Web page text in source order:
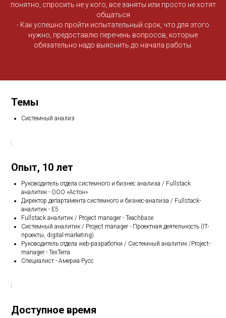
понятно, спросить не у кого, все заняты или просто не хотят
общаться
- Как успешно пройти испытательный срок, что для этого
нужно, предоставлю перечень вопросов, которые
обязательно надо выяснить до начала работы.
Темы
Системный анализ
Опыт, 10 лет
Руководитель отдела системного и бизнес анализа / Fullstack
аналитик - ООО «Астон»
Директор департамента системного и бизнес-анализа / Fullstack-
аналитик - Е5
Fullstack аналитик / Project manager - Teachbase
Системный аналитик / Project manager - Проектная деятельность (IT-
проекты, digital-marketing)
Руководитель отдела web-разработки / Системный аналитик /Project-
manager - TexTerra
Специалист - Америа Русс
Доступное время